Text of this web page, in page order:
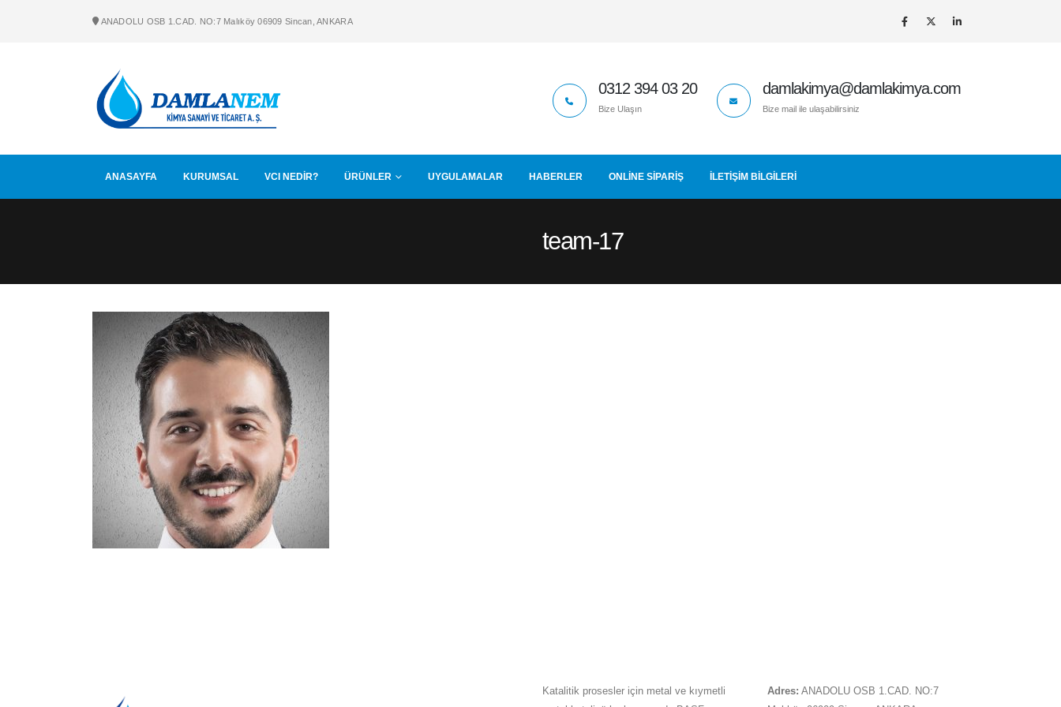
ANADOLU OSB 1.CAD. NO:7 Malıköy 06909 Sincan, ANKARA
0312 394 03 20
Bize Ulaşın
damlakimya@damlakimya.com
Bize mail ile ulaşabilirsiniz
ANASAYFA KURUMSAL VCI NEDİR? ÜRÜNLER UYGULAMALAR HABERLER ONLINE SIPARIŞ İLETIŞIM BİLGİLERİ
team-17
Katalitik prosesler için metal ve kıymetli
Adres: ANADOLU OSB 1.CAD. NO:7